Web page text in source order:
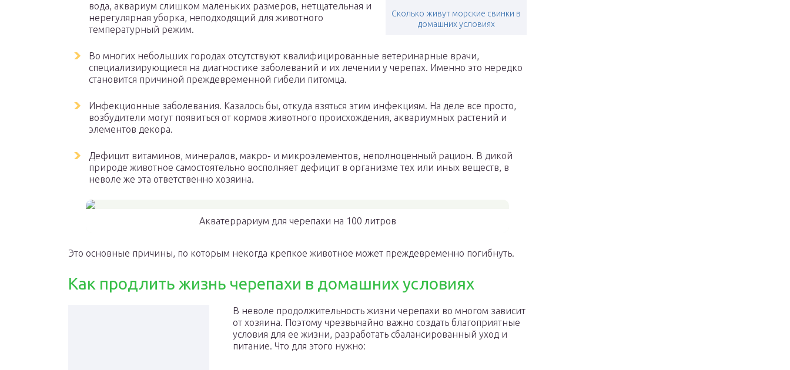
Сколько живут морские свинки в
домашних условиях
вода, аквариум слишком маленьких размеров, нетщательная и
нерегулярная уборка, неподходящий для животного
температурный режим.
Во многих небольших городах отсутствуют квалифицированные ветеринарные врачи,
специализирующиеся на диагностике заболеваний и их лечении у черепах. Именно это нередко
становится причиной преждевременной гибели питомца.
Инфекционные заболевания. Казалось бы, откуда взяться этим инфекциям. На деле все просто,
возбудители могут появиться от кормов животного происхождения, аквариумных растений и
элементов декора.
Дефицит витаминов, минералов, макро- и микроэлементов, неполноценный рацион. В дикой
природе животное самостоятельно восполняет дефицит в организме тех или иных веществ, в
неволе же эта ответственно хозяина.
Акватеррариум для черепахи на 100 литров
Это основные причины, по которым некогда крепкое животное может преждевременно погибнуть.
Как продлить жизнь черепахи в домашних условиях
В неволе продолжительность жизни черепахи во многом зависит
от хозяина. Поэтому чрезвычайно важно создать благоприятные
условия для ее жизни, разработать сбалансированный уход и
питание. Что для этого нужно: